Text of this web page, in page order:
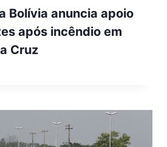
Bolívia anuncia apoio
após incêndio em
Cruz